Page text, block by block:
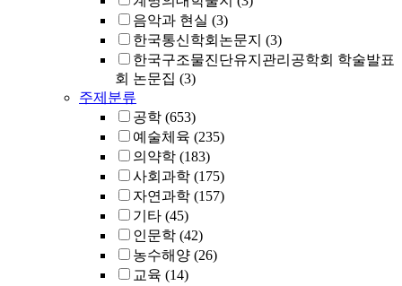
음악과 현실 (3)
한국통신학회논문지 (3)
한국구조물진단유지관리공학회 학술발표
회 논문집 (3)
주제분류
공학 (653)
예술체육 (235)
의약학 (183)
사회과학 (175)
자연과학 (157)
기타 (45)
인문학 (42)
농수해양 (26)
교육 (14)